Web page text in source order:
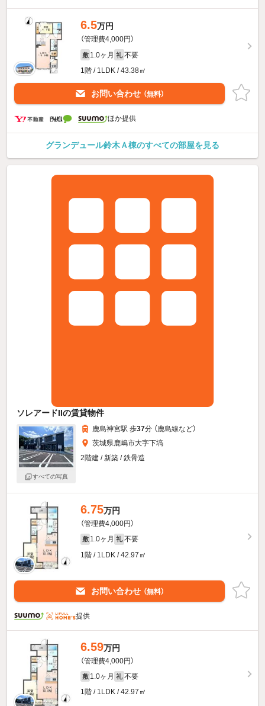
6.5万円
（管理費4,000円）
敷 1.0ヶ月 礼 不要
1階 / 1LDK / 43.38㎡
お問い合わせ （無料）
ほか提供
グランデュール鈴木Ａ棟のすべての部屋を見る
ソレアードIIの賃貸物件
すべての写真
鹿島神宮駅 歩37分 （鹿島線など）
茨城県鹿嶋市大字下塙
2階建 / 新築 / 鉄骨造
6.75万円
（管理費4,000円）
敷 1.0ヶ月 礼 不要
1階 / 1LDK / 42.97㎡
お問い合わせ （無料）
提供
6.59万円
（管理費4,000円）
敷 1.0ヶ月 礼 不要
1階 / 1LDK / 42.97㎡